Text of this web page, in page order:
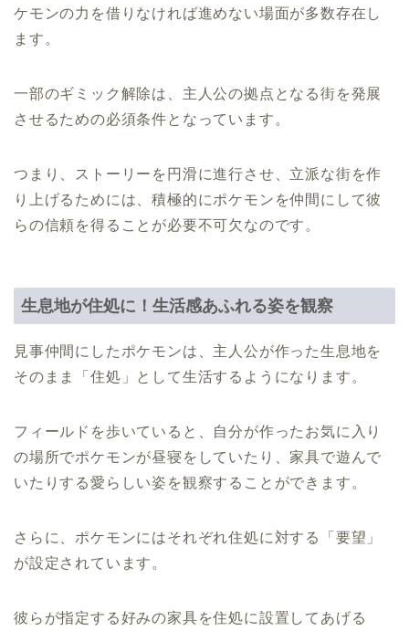
ケモンの力を借りなければ進めない場面が多数存在し
ます。
一部のギミック解除は、主人公の拠点となる街を発展
させるための必須条件となっています。
つまり、ストーリーを円滑に進行させ、立派な街を作
り上げるためには、積極的にポケモンを仲間にして彼
らの信頼を得ることが必要不可欠なのです。
生息地が住処に！生活感あふれる姿を観察
見事仲間にしたポケモンは、主人公が作った生息地を
そのまま「住処」として生活するようになります。
フィールドを歩いていると、自分が作ったお気に入り
の場所でポケモンが昼寝をしていたり、家具で遊んで
いたりする愛らしい姿を観察することができます。
さらに、ポケモンにはそれぞれ住処に対する「要望」
が設定されています。
彼らが指定する好みの家具を住処に設置してあげる